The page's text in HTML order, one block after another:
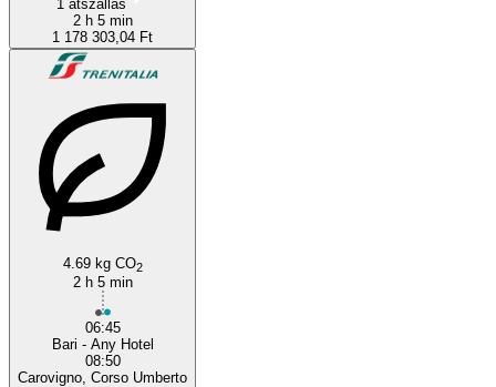
1 átszállás
2 h 5 min
1 178 303,04 Ft
4.69 kg CO2
2 h 5 min
06:45
Bari - Any Hotel
08:50
Carovigno, Corso Umberto